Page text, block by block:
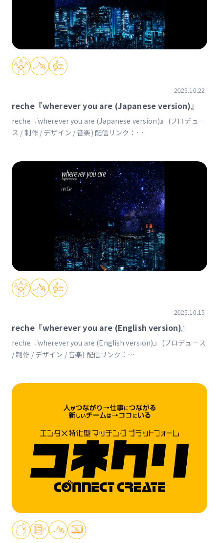
2025.10.22
reche『wherever you are (Japanese version)』
reche『wherever you are (Japanese version)』 (プロデュー
ス / 制作 / デザイン / 音楽) 配信リンク：
https://digimonstory-ts.bn-ent.net テーマソングトレーラー
https://www.youtube.com/watch?v=VFF-soB2B-M 本編の前
日譚を描いた短編アニメーション「デジモンストーリー タイム
ストレンジャー Prelude」 https://youtu.be/KqBHckxV3r8?
si=qI-BOQnYSX0JmXIi
2025.10.15
reche『wherever you are (English version)』
reche『wherever you are (English version)』 (プロデュース
/ 制作 / デザイン / 音楽) 配信リンク：
https://digimonstory-ts.bn-ent.net テーマソングトレーラー
日譚を描いた短編アニメーション「デジモンストーリー タイム
si=VBltcw3eKv9gHUih